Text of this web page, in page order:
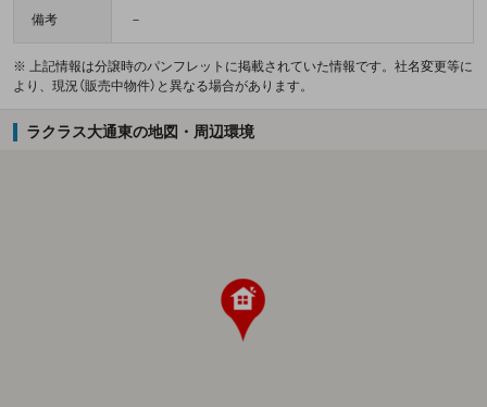
備考 －
※ 上記情報は分譲時のパンフレットに掲載されていた情報です。社名変更等に
より、現況（販売中物件）と異なる場合があります。
ラクラス大通東の地図・周辺環境